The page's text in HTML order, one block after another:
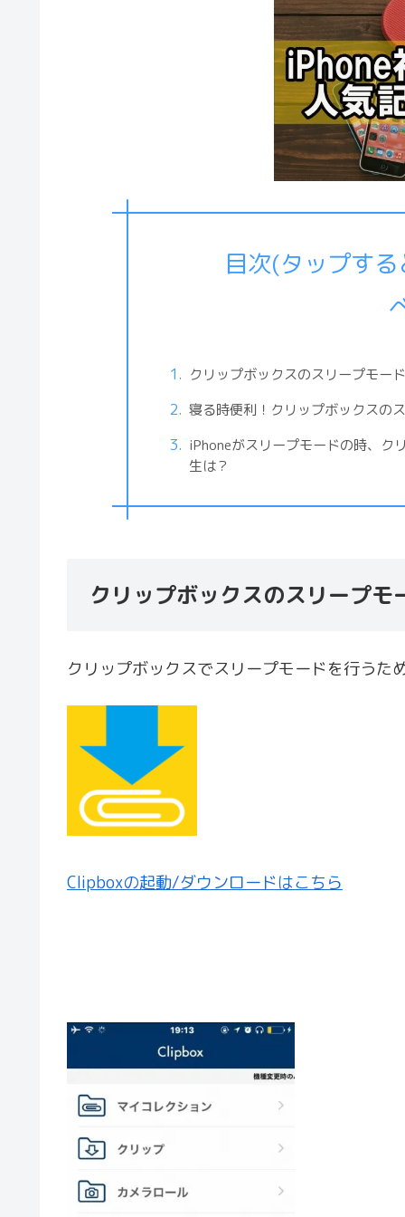
目次(タップす
クリップボックスのスリープモー
寝る時便利！クリップボックスの
iPhoneがスリープモードの時、ク
生は？
クリップボックスのスリープモ
クリップボックスでスリープモードを行うた
Clipboxの起動/ダウンロードはこちら